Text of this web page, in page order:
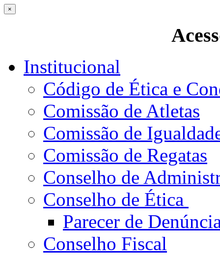
×
Institucional
Código de Ética e
Comissão de Atletas
Comissão de
Comissão de Regatas
Conselho de
Conselho de Ética
Parecer de
Conselho Fiscal